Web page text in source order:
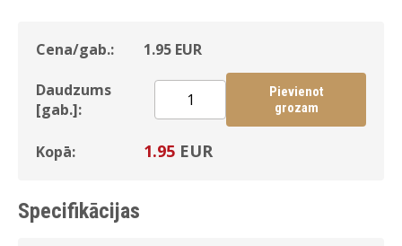
Cena/gab.: 1.95 EUR
Daudzums
[gab.]:
Pievienot
grozam
Kopā: 1.95 EUR
Specifikācijas